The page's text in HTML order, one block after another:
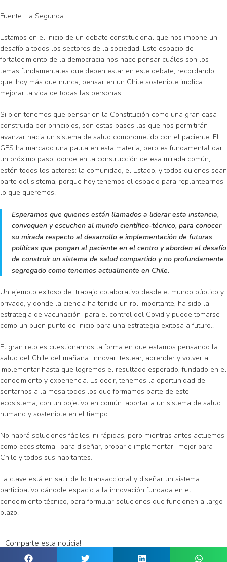
Fuente: La Segunda
Estamos en el inicio de un debate constitucional que nos impone un
desafío a todos los sectores de la sociedad. Este espacio de
fortalecimiento de la democracia nos hace pensar cuáles son los
temas fundamentales que deben estar en este debate, recordando
que, hoy más que nunca, pensar en un Chile sostenible implica
mejorar la vida de todas las personas.
Si bien tenemos que pensar en la Constitución como una gran casa
construida por principios, son estas bases las que nos permitirán
avanzar hacia un sistema de salud comprometido con el paciente. El
GES ha marcado una pauta en esta materia, pero es fundamental dar
un próximo paso, donde en la construcción de esa mirada común,
estén todos los actores: la comunidad, el Estado, y todos quienes sean
parte del sistema, porque hoy tenemos el espacio para replantearnos
lo que queremos.
Esperamos que quienes están llamados a liderar esta instancia,
convoquen y escuchen al mundo científico-técnico, para conocer
su mirada respecto al desarrollo e implementación de futuras
políticas que pongan al paciente en el centro y aborden el desafío
de construir un sistema de salud compartido y no profundamente
segregado como tenemos actualmente en Chile.
Un ejemplo exitoso de trabajo colaborativo desde el mundo público y
privado, y donde la ciencia ha tenido un rol importante, ha sido la
estrategia de vacunación para el control del Covid y puede tomarse
como un buen punto de inicio para una estrategia exitosa a futuro..
El gran reto es cuestionarnos la forma en que estamos pensando la
salud del Chile del mañana. Innovar, testear, aprender y volver a
implementar hasta que logremos el resultado esperado, fundado en el
conocimiento y experiencia. Es decir, tenemos la oportunidad de
sentarnos a la mesa todos los que formamos parte de este
ecosistema, con un objetivo en común: aportar a un sistema de salud
humano y sostenible en el tiempo.
No habrá soluciones fáciles, ni rápidas, pero mientras antes actuemos
como ecosistema -para diseñar, probar e implementar- mejor para
Chile y todos sus habitantes.
La clave está en salir de lo transaccional y diseñar un sistema
participativo dándole espacio a la innovación fundada en el
conocimiento técnico, para formular soluciones que funcionen a largo
plazo.
Comparte esta noticia!